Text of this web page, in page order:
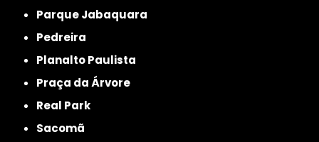
Parque Jabaquara
Pedreira
Planalto Paulista
Praça da Árvore
Real Park
Sacomã